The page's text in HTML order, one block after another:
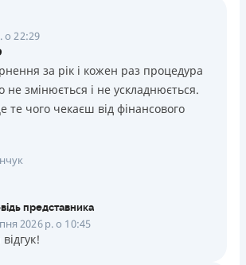
рахунок
або інтернет-банкінг)
Приватбанку
самообслуговування
14.03.2024 р.
кредит
ПОЗИКУ
о 22:29
за рік і кожен раз процедура
не змінюється і не ускладнюється.
те чого чекаєш від фінансового
представника
2026 р. о 10:45